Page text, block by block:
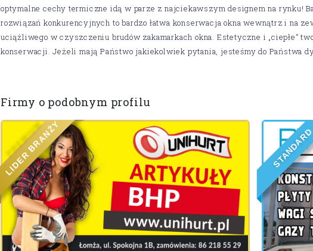
optymalne cechy termiczne idą w parze z najciekawszym designem na rynku!
rozwiązań konkurencyjnych to bardzo łatwa konserwacja okna wewnątrz i na
uciążliwego w czyszczeniu brudów zakamarkach okna. Estetyczne i „ciepłe”
konserwacji. Jeżeli mają Państwo jakiekolwiek pytania, jesteśmy do Państwa
Firmy o podobnym profilu
LI
DER
B
RANŻ
Y
S
T
ANDAR
D